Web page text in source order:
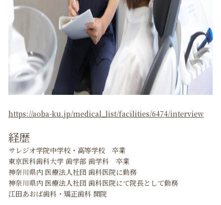
https://aoba-ku.jp/medical_list/facilities/6474/interview
経歴
サレジオ学院中学校・高等学校 卒業
東京医科歯科大学 歯学部 歯学科 卒業
神奈川県内 医療法人社団 歯科医院に勤務
神奈川県内 医療法人社団 歯科医院にて院長として勤務
江田あおば歯科・矯正歯科 開院